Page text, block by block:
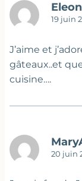
19 juin
J’aime et
gâteaux..et
cuisine….
20 juin